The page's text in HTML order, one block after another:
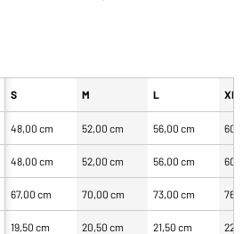
S M L XL
48,00 cm 52,00 cm 56,00 cm
48,00 cm 52,00 cm 56,00 cm
67,00 cm 70,00 cm 73,00 cm
19,50 cm 20,50 cm 21,50 cm